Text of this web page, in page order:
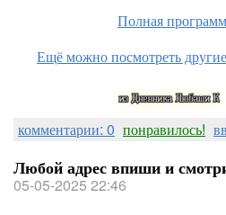
Полная
Ещё можно посмотреть
комментарии: 0 понравилось!
Любой адрес впиши и
05-05-2025 22:46